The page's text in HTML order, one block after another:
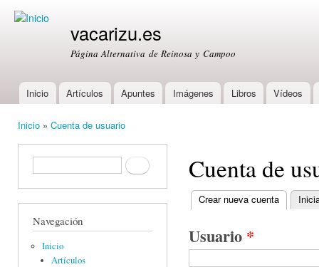
vacarizu.es
Página Alternativa de Reinosa y Campoo
Main menu
Inicio Artículos Apuntes Imágenes Libros Vídeos
Inicio » Cuenta de usuario
Formulario de búsquedaBuscar
Navegación
Inicio
Artículos
Cuenta de
Primary tabs
Crear nueva cuenta (active
Usuario *